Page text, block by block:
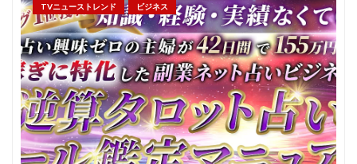
TVニューストレンド ビジネス